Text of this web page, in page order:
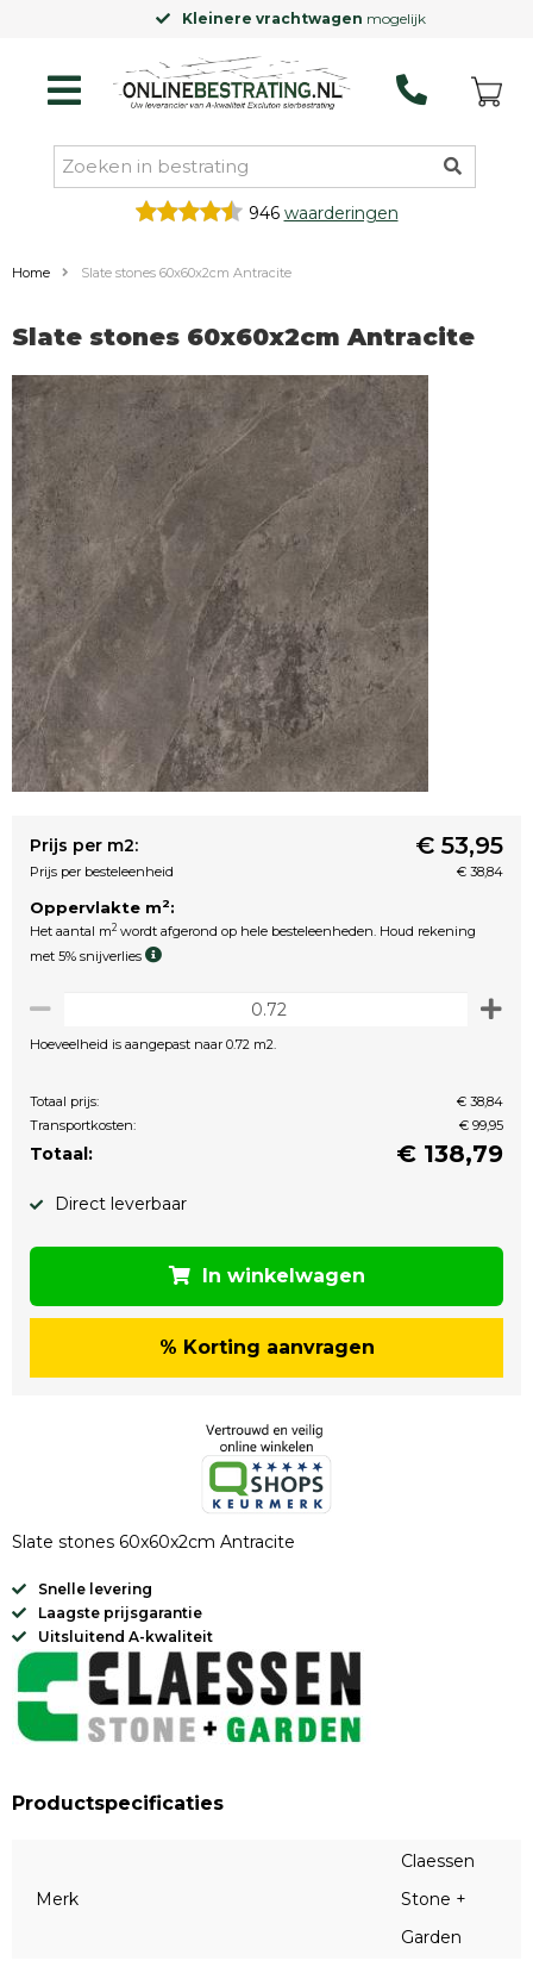
Kleinere vrachtwagenmogelijk
946 waarderingen
Home Slate stones 60x60x2cm Antracite
Slate stones 60x60x2cm Antracite
Prijs per m2: € 53,95
Prijs per besteleenheid € 38,84
Oppervlakte m2:
Het aantal m2 wordt afgerond op hele besteleenheden. Houd rekening
met 5% snijverlies
Hoeveelheid is aangepast naar 0.72 m2.
Totaal prijs:
€ 38,84
Transportkosten:
€ 99,95
Totaal: € 138,79
Direct leverbaar
In winkelwagen
% Korting aanvragen
Slate stones 60x60x2cm Antracite
Snelle levering
Laagste prijsgarantie
Uitsluitend A-kwaliteit
Productspecificaties
Merk
Claessen
Stone +
Garden